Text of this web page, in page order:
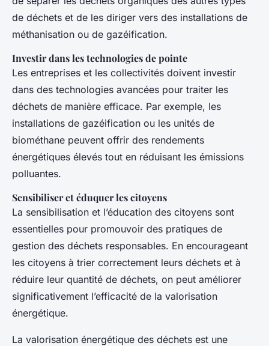
de déchets et de les diriger vers des installations de
méthanisation ou de gazéification.
Investir dans les technologies de pointe
Les entreprises et les collectivités doivent investir
dans des technologies avancées pour traiter les
déchets de manière efficace. Par exemple, les
installations de gazéification ou les unités de
biométhane peuvent offrir des rendements
énergétiques élevés tout en réduisant les émissions
polluantes.
Sensibiliser et éduquer les citoyens
La sensibilisation et l’éducation des citoyens sont
essentielles pour promouvoir des pratiques de
gestion des déchets responsables. En encourageant
les citoyens à trier correctement leurs déchets et à
réduire leur quantité de déchets, on peut améliorer
significativement l’efficacité de la valorisation
énergétique.
La valorisation énergétique des déchets est une